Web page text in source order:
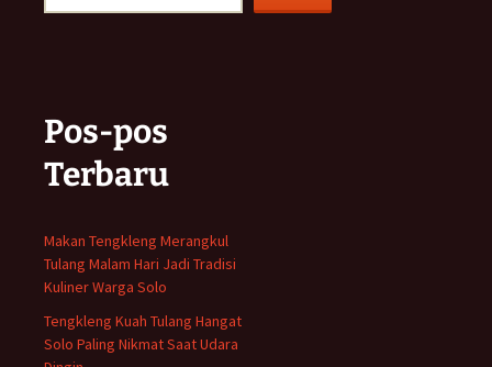
Pos-pos
Terbaru
Makan Tengkleng Merangkul
Tulang Malam Hari Jadi Tradisi
Kuliner Warga Solo
Tengkleng Kuah Tulang Hangat
Solo Paling Nikmat Saat Udara